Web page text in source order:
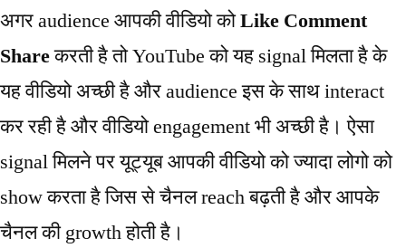
अगर audience आपकी वीडियो कोLike Comment
Shareकरती है तो YouTube को यह signal मिलता है के
यह वीडियो अच्छी है और audience इस के साथ interact
कर रही है और वीडियो engagement भी अच्छी है। ऐसा
signal मिलने पर यूट्यूब आपकी वीडियो को ज्यादा लोगो को
show करता है जिस से चैनल reach बढ़ती है और आपके
चैनल की growth होती है।